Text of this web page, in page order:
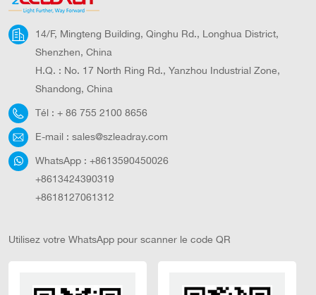
14/F, Mingteng Building, Qinghu Rd., Longhua District,
Shenzhen, China
H.Q. : No. 17 North Ring Rd., Yanzhou Industrial Zone,
Shandong, China
Tél : + 86 755 2100 8656
E-mail : sales@szleadray.com
WhatsApp : +8613590450026
+8613424390319
+8618127061312
Utilisez votre WhatsApp pour scanner le code QR